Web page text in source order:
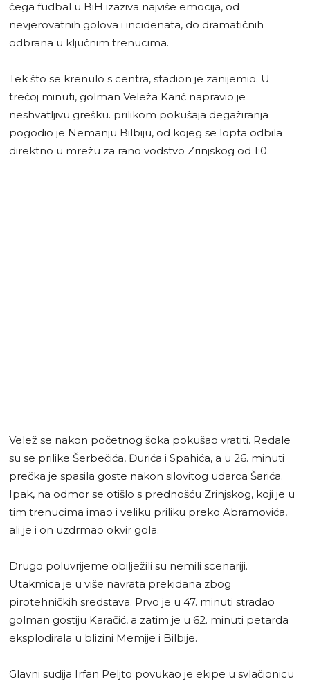
čega fudbal u BiH izaziva najviše emocija, od
nevjerovatnih golova i incidenata, do dramatičnih
odbrana u ključnim trenucima.
Tek što se krenulo s centra, stadion je zanijemio. U
trećoj minuti, golman Veleža Karić napravio je
neshvatljivu grešku. prilikom pokušaja degažiranja
pogodio je Nemanju Bilbiju, od kojeg se lopta odbila
direktno u mrežu za rano vodstvo Zrinjskog od 1:0.
Velež se nakon početnog šoka pokušao vratiti. Redale
su se prilike Šerbečića, Đurića i Spahića, a u 26. minuti
prečka je spasila goste nakon silovitog udarca Šarića.
Ipak, na odmor se otišlo s prednošću Zrinjskog, koji je u
tim trenucima imao i veliku priliku preko Abramovića,
ali je i on uzdrmao okvir gola.
Drugo poluvrijeme obilježili su nemili scenariji.
Utakmica je u više navrata prekidana zbog
pirotehničkih sredstava. Prvo je u 47. minuti stradao
golman gostiju Karačić, a zatim je u 62. minuti petarda
eksplodirala u blizini Memije i Bilbije.
Glavni sudija Irfan Peljto povukao je ekipe u svlačionicu